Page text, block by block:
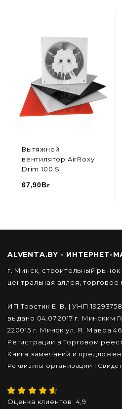
Вытяжной
вентилятор AirRoxy
Drim 100 S
67,90Br
ALVENTA.BY - ИНТЕРНЕТ-
г. Минск, строительный рынок
центральная аллея,
ИП Товстик Е. В. | УНП
выдано 04.07.2017 г. Минским
220015 г. Минск ул. Я. Мавра
Регистрации в Торговом
Книга замечаний и
Реквизиты организации |
Оценка клиентов: 4,9